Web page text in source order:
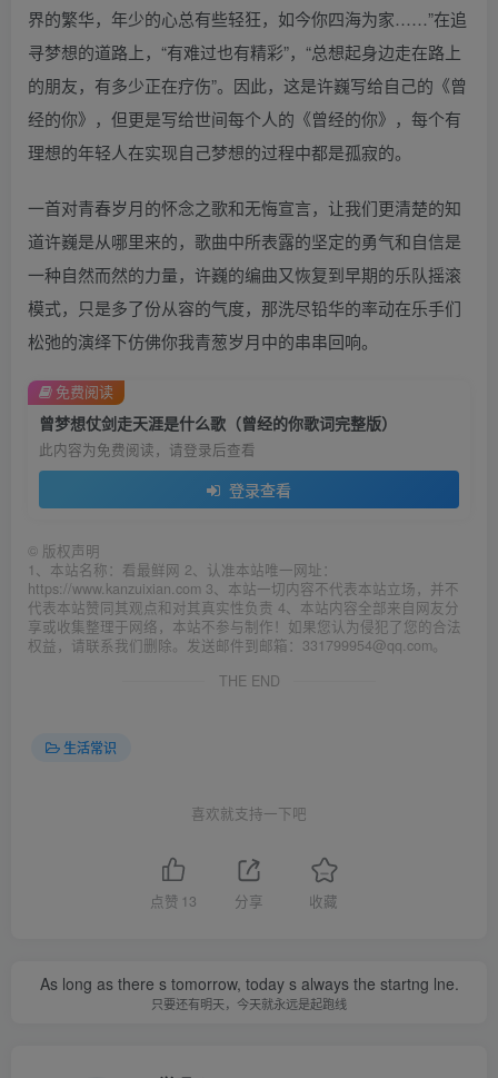
界的繁华，年少的心总有些轻狂，如今你四海为家……”在追
寻梦想的道路上，“有难过也有精彩”，“总想起身边走在路上
的朋友，有多少正在疗伤”。因此，这是许巍写给自己的《曾
经的你》，但更是写给世间每个人的《曾经的你》，每个有
理想的年轻人在实现自己梦想的过程中都是孤寂的。
一首对青春岁月的怀念之歌和无悔宣言，让我们更清楚的知
道许巍是从哪里来的，歌曲中所表露的坚定的勇气和自信是
一种自然而然的力量，许巍的编曲又恢复到早期的乐队摇滚
模式，只是多了份从容的气度，那洗尽铅华的率动在乐手们
松弛的演绎下仿佛你我青葱岁月中的串串回响。
曾梦想仗剑走天涯是什么歌（曾经的你歌词完整版）
此内容为免费阅读，请登录后查看
登录查看
免费阅读
© 版权声明
1、本站名称：看最鲜网 2、认准本站唯一网址：
https://www.kanzuixian.com 3、本站一切内容不代表本站立场，并不
代表本站赞同其观点和对其真实性负责 4、本站内容全部来自网友分
享或收集整理于网络，本站不参与制作！如果您认为侵犯了您的合法
权益，请联系我们删除。发送邮件到邮箱：331799954@qq.com。
THE END
生活常识
喜欢就支持一下吧
点赞 13 分享 收藏
As long as there s tomorrow, today s always the startng lne.
只要还有明天，今天就永远是起跑线